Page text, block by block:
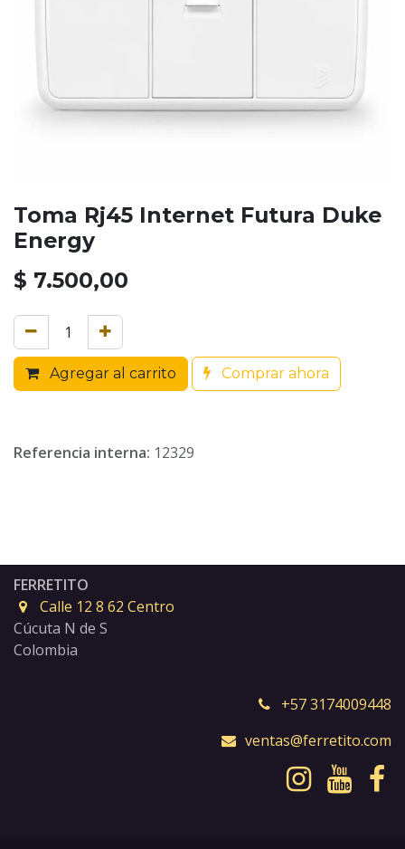
Toma Rj45 Internet Futura Duke
Energy
$ 7.500,00
Agregar al carrito Comprar ahora
Referencia interna: 12329
FERRETITO
Calle 12 8 62 Centro
Cúcuta N de S
Colombia
+57 3174009448
ventas@ferretito.com